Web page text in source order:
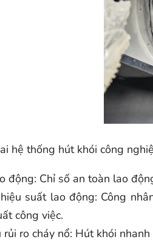
hệ thống hút khói công
động: Chỉ số an toàn lao
suất lao động: Công
công việc.
rủi ro cháy nổ: Hút khói